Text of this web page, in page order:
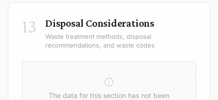
13 Disposal Considerations
Waste treatment methods, disposal
recommendations, and waste codes
The data for this section has not been